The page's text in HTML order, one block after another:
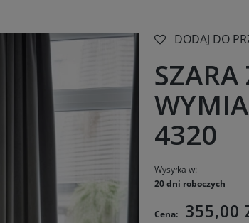
DODAJ DO
4320
Wysyłka w:
20 dni roboczych
Cena: 355,00